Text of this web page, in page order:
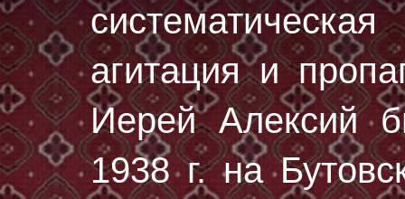
агитация и
Иерей Алексий
1938 г.на